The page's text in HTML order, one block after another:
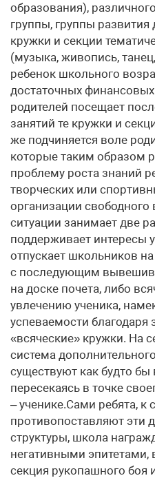
образования),
группы, группы
кружки и секции
(музыка, живопись,
ребенок школьного
достаточных
родителей посещает
занятий те кружки и
же подчиняется воле
которые таким образом
проблему роста знаний
творческих или
организации
ситуации занимает две
поддерживает интересы
отпускает школьников
с последующим
на доске почета, либо
увлечению ученика,
успеваемости благодаря
«всяческие» кружки. На
система
существуют как будто
пересекаясь в точке
– ученике.Сами ребята, к
противопоставляют эти
структуры, школа
негативными
секция рукопашного боя